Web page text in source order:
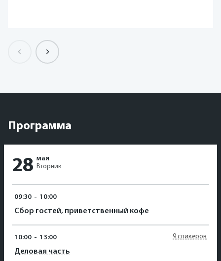
Программа
28 мая
Вторник
09:30 - 10:00
Сбор гостей, приветственный кофе
10:00 - 13:00
Деловая часть
9 спикеров